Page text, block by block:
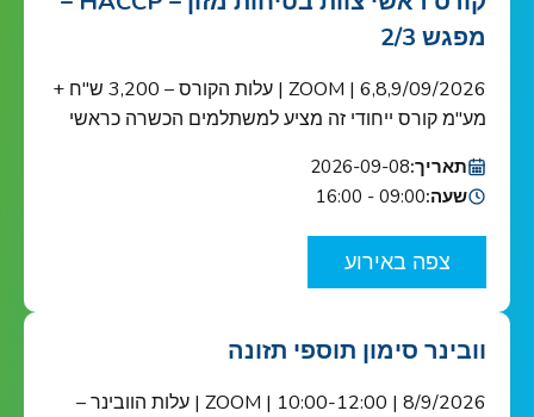
מפגש 2/3
6,8,9/09/2026 | ZOOM | עלות הקורס – 3,200 ש"ח +
מע"מ קורס ייחודי זה מציע למשתלמים הכשרה כראשי
22000 הקורס מוכר ע"י האיגוד הישראלי לאיכות הקורס
מיועד לאנשי מפתח בתחום בטיחות המזון בארגונים
העוסקים בשרשרת אספקת המזון: מגדלי תוצרת
חקלאית, בתי אריזה, מפעלי עיבוד וייצור מזון ומשקאות,
תאריך:2026-09-08
שעה:09:00 - 16:00
צפה באירוע
וובינר סימון תוספי תזונה
8/9/2026 | 10:00-12:00 | ZOOM | עלות הוובינר –